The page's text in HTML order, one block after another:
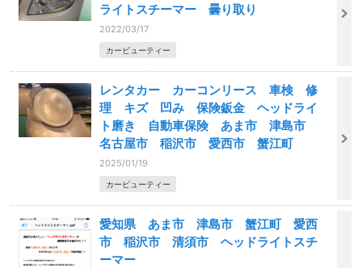
ライトスチーマー 曇り取り
2022/03/17
カービューティー
レンタカー カーコンリース 車検 修
理 キズ 凹み 保険鈑金 ヘッドライ
ト磨き 自動車保険 あま市 津島市
名古屋市 稲沢市 愛西市 蟹江町
2025/01/19
カービューティー
愛知県 あま市 津島市 蟹江町 愛西
市 稲沢市 清須市 ヘッドライトスチ
ーマー